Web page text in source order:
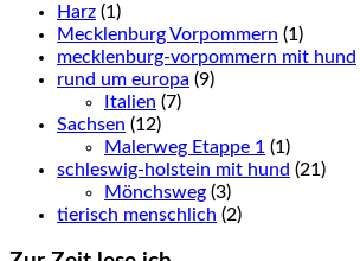
Harz (1)
Mecklenburg Vorpommern (1)
mecklenburg-vorpommern mit hund
rund um europa (9)
Italien (7)
Sachsen (12)
Malerweg Etappe 1 (1)
schleswig-holstein mit hund (21)
Mönchsweg (3)
tierisch menschlich (2)